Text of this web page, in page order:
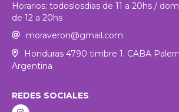
Horarios: todoslosdias de 11 a 20hs /
de 12 a 20hs
moraveron@gmail.com
Honduras 4790 timbre 1. CABA
Argentina
REDES SOCIALES